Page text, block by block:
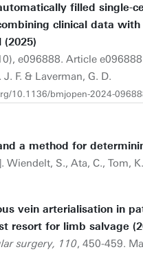
filled single-
clinical data
e096888. Article
F. & Laverman, G. D.
10.1136/bmjopen-2024-
a method for
Wiendelt, S., Ata, C., Tom,
vein arterialisation in
resort for limb salvage
surgery, 110, 450-459.